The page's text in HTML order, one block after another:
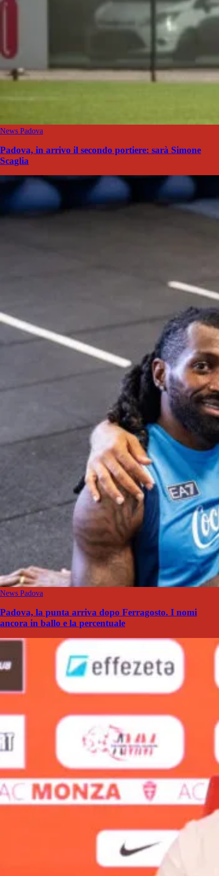
News Padova
Padova, in arrivo il secondo portiere: sarà Simone
Scaglia
News Padova
Padova, la punta arriva dopo Ferragosto. I nomi
ancora in ballo e la percentuale